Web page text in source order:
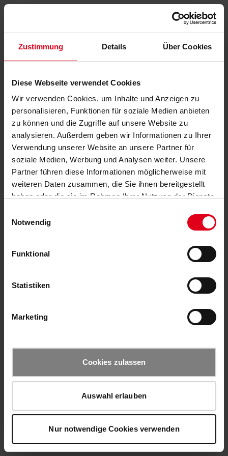
Zustimmung Details Über Cookies
Diese Webseite verwendet Cookies
Wir verwenden Cookies, um Inhalte und Anzeigen zu
personalisieren, Funktionen für soziale Medien anbieten
zu können und die Zugriffe auf unsere Website zu
analysieren. Außerdem geben wir Informationen zu Ihrer
Verwendung unserer Website an unsere Partner für
soziale Medien, Werbung und Analysen weiter. Unsere
Partner führen diese Informationen möglicherweise mit
weiteren Daten zusammen, die Sie ihnen bereitgestellt
haben oder die sie im Rahmen Ihrer Nutzung der Dienste
Notwendig
Funktional
Statistiken
Marketing
Cookies zulassen
Auswahl erlauben
Nur notwendige Cookies verwenden